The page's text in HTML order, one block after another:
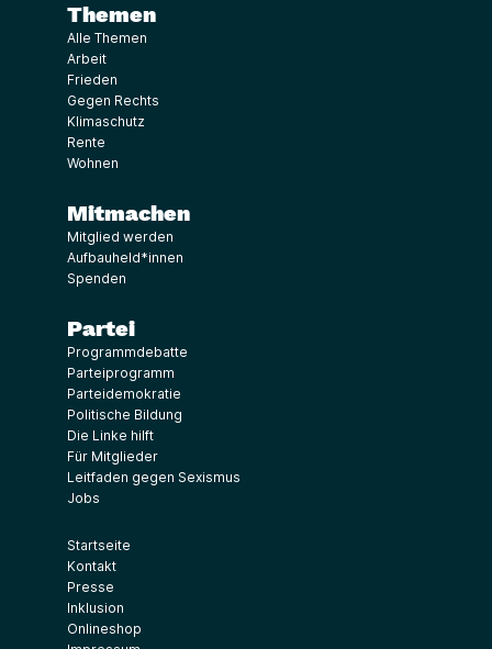
Themen
Alle Themen
Arbeit
Frieden
Gegen Rechts
Klimaschutz
Rente
Wohnen
Mitmachen
Mitglied werden
Aufbauheld*innen
Spenden
Partei
Programmdebatte
Parteiprogramm
Parteidemokratie
Politische Bildung
Die Linke hilft
Für Mitglieder
Leitfaden gegen Sexismus
Jobs
Startseite
Kontakt
Presse
Inklusion
Onlineshop